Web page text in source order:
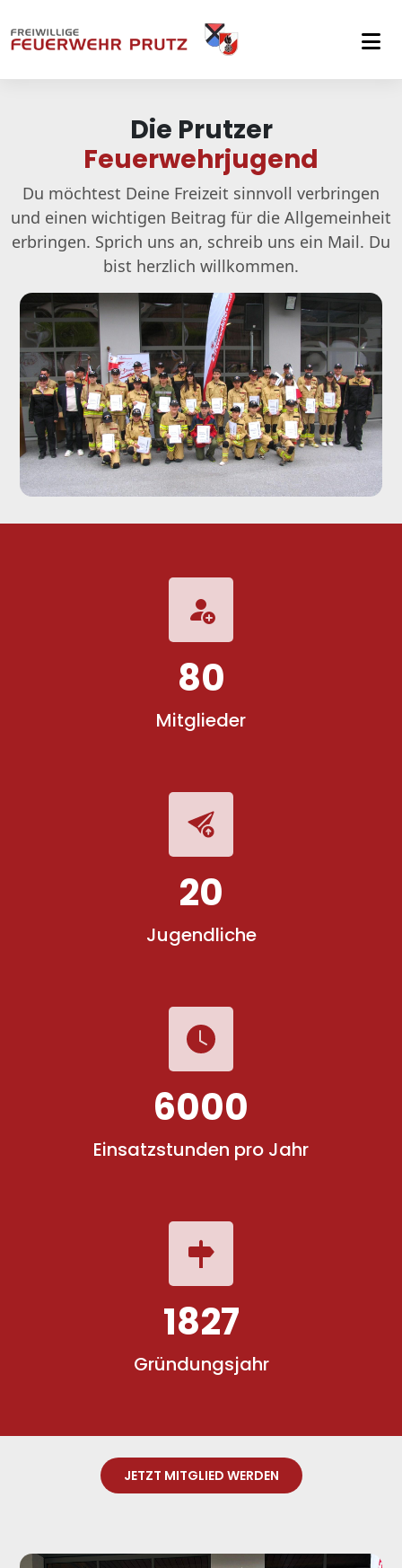
Die Prutzer
Feuerwehrjugend
Du möchtest Deine Freizeit sinnvoll verbringen
und einen wichtigen Beitrag für die Allgemeinheit
erbringen. Sprich uns an, schreib uns ein Mail. Du
bist herzlich willkommen.
80
Mitglieder
20
Jugendliche
6000
Einsatzstunden pro Jahr
1890
Gründungsjahr
JETZT MITGLIED WERDEN